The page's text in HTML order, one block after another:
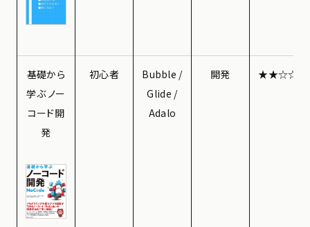
基礎から
学ぶ ノー
コード開
発
初心者
Bubble /
Glide /
Adalo
開発 ★★☆☆☆